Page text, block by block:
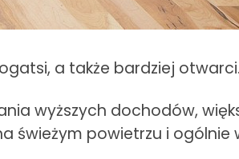
a także bardziej otwarci.
wyższych dochodów,
świeżym powietrzu i ogólnie